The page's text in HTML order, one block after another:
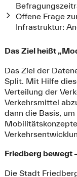
Offene Frage
Infrastruktur:
Das Ziel heißt
Das Ziel der
Split. Mit Hilfe
Verteilung der
Verkehrsmittel
dann die Basis,
Friedberg bewegt
Die Stadt